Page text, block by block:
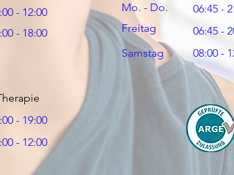
Mo. - Do.
06:45 -
Freitag
Samstag
06:45 -
08:00 -
- 12:00
- 18:00
- 19:00
- 12:00